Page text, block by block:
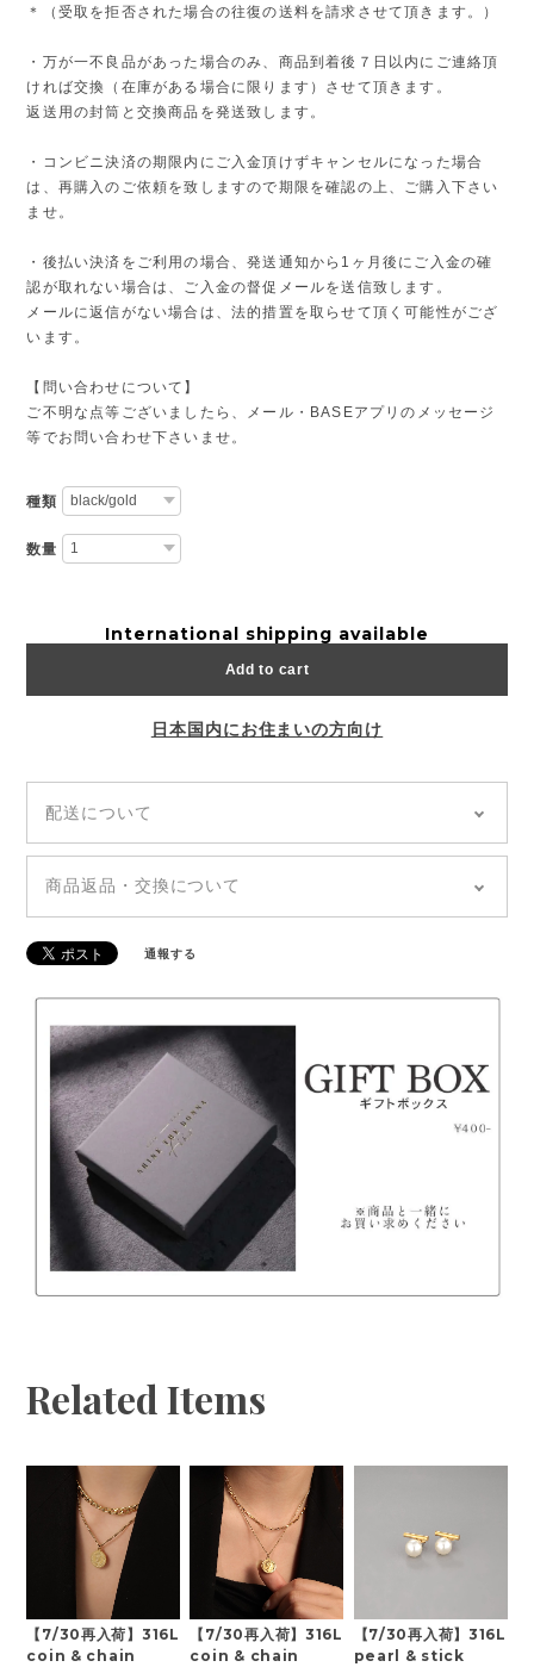
＊（受取を拒否された場合の往復の送料を請求させて頂きます。）
・万が一不良品があった場合のみ、商品到着後７日以内にご連絡頂
ければ交換（在庫がある場合に限ります）させて頂きます。
返送用の封筒と交換商品を発送致します。
・コンビニ決済の期限内にご入金頂けずキャンセルになった場合
は、再購入のご依頼を致しますので期限を確認の上、ご購入下さい
ませ。
・後払い決済をご利用の場合、発送通知から1ヶ月後にご入金の確
認が取れない場合は、ご入金の督促メールを送信致します。
メールに返信がない場合は、法的措置を取らせて頂く可能性がござ
います。
【問い合わせについて】
ご不明な点等ございましたら、メール・BASEアプリのメッセージ
等でお問い合わせ下さいませ。
種類
数量
International shipping available
Add to cart
日本国内にお住まいの方向け
配送について
◆全国どこでも「送料無料」
◆追跡あり「郵便局クリックポスト」
◆発送日・到着日の指定はできません。お問い合わせ
商品返品・交換について
品の傷や不具合、ご注文内容に誤りがないかの確認を
◆万が一不良品をお届けしてしまった場合は、すぐに
お取り替えさせていただきますので、お手数ですが
「ご注文者様のお名前、商品欠陥・不良箇所の写真」
を添付しチャットからお問い合わせください。
◆不良品・誤配送の場合以外のお客様都合によるキャ
ンセル・返品はお受けできません。
通報する
Related Items
【7/30再入荷】316L
coin & chain
【7/30再入荷】316L
coin & chain
【7/30再入荷】316L
pearl & stick